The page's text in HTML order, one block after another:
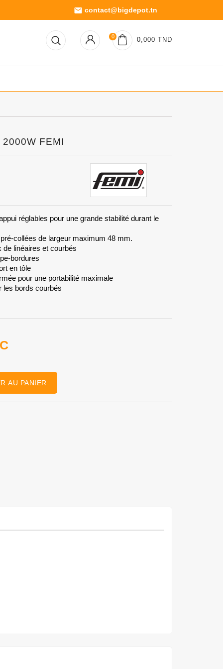
email contact@bigdepot.tn
0 0,000 TND
FEMI
réglables pour une grande stabilité durant le
collées de largeur maximum 48 mm.
de linéaires et courbés
bordures
en tôle
pour une portabilité maximale
les bords courbés
AU PANIER